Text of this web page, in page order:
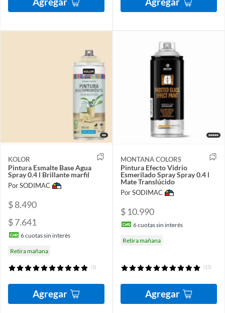
KOLOR
Pintura Esmalte Base Agua
Spray 0.4 l Brillante marfil
Por SODIMAC
$ 8.490
$ 7.641
6cuotas sin interés
Retira mañana
(5)
Agregar
MONTANA COLORS
Pintura Efecto Vidrio
Esmerilado Spray Spray 0.4 l
Mate Translúcido
Por SODIMAC
$ 10.990
6cuotas sin interés
Retira mañana
(15)
Agregar